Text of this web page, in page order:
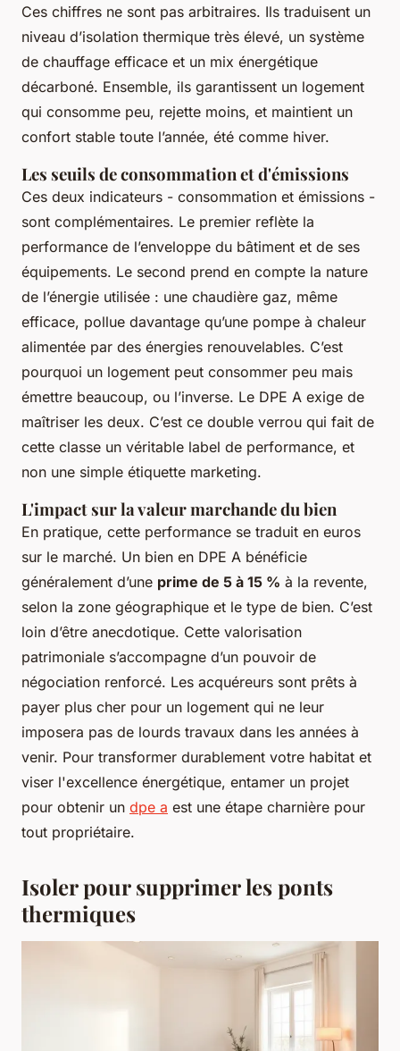
Ces chiffres ne sont pas arbitraires. Ils traduisent un
niveau d’isolation thermique très élevé, un système
de chauffage efficace et un mix énergétique
décarboné. Ensemble, ils garantissent un logement
qui consomme peu, rejette moins, et maintient un
confort stable toute l’année, été comme hiver.
Les seuils de consommation et d'émissions
Ces deux indicateurs - consommation et émissions -
sont complémentaires. Le premier reflète la
performance de l’enveloppe du bâtiment et de ses
équipements. Le second prend en compte la nature
de l’énergie utilisée : une chaudière gaz, même
efficace, pollue davantage qu’une pompe à chaleur
alimentée par des énergies renouvelables. C’est
pourquoi un logement peut consommer peu mais
émettre beaucoup, ou l’inverse. Le DPE A exige de
maîtriser les deux. C’est ce double verrou qui fait de
cette classe un véritable label de performance, et
non une simple étiquette marketing.
L'impact sur la valeur marchande du bien
En pratique, cette performance se traduit en euros
sur le marché. Un bien en DPE A bénéficie
généralement d’une prime de 5 à 15 % à la revente,
selon la zone géographique et le type de bien. C’est
loin d’être anecdotique. Cette valorisation
patrimoniale s’accompagne d’un pouvoir de
négociation renforcé. Les acquéreurs sont prêts à
payer plus cher pour un logement qui ne leur
imposera pas de lourds travaux dans les années à
venir. Pour transformer durablement votre habitat et
viser l'excellence énergétique, entamer un projet
pour obtenir un dpe a est une étape charnière pour
tout propriétaire.
Isoler pour supprimer les ponts
thermiques